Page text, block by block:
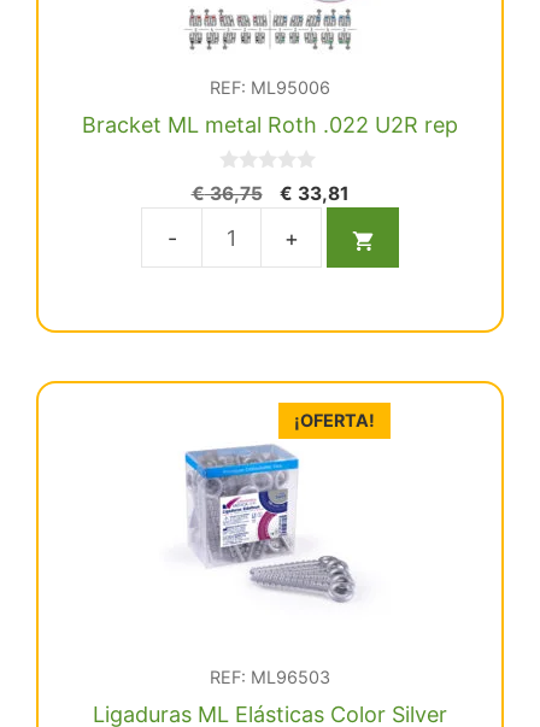
REF: ML95006
Bracket ML metal Roth .022 U2R rep
0
d
5
€36,75
El
original
€ 33,81
actual
Bracket
.022
U2R
rep
¡OFERTA!
REF: ML96503
Ligaduras ML Elásticas Color Silver